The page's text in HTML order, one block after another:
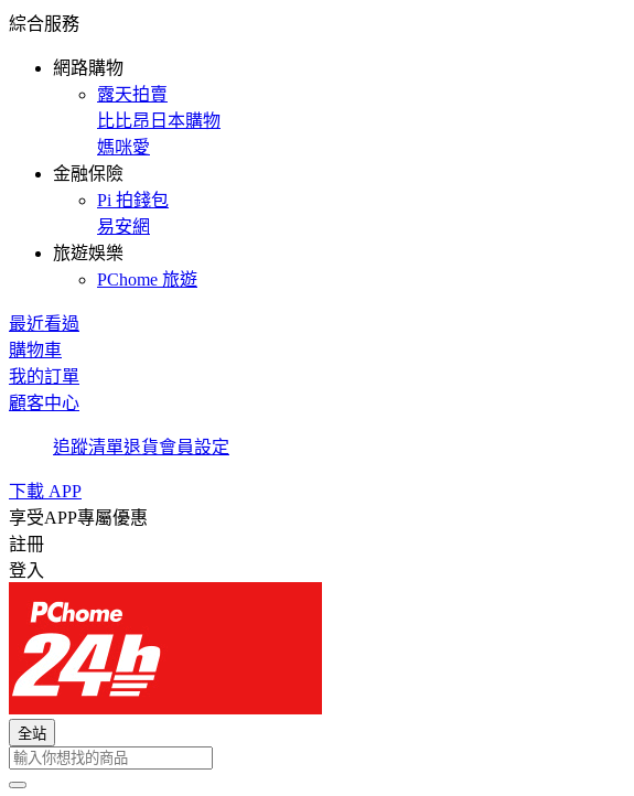
綜合服務
網路購物
露天拍賣
比比昂日本購物
媽咪愛
金融保險
Pi 拍錢包
易安網
旅遊娛樂
PChome 旅遊
最近看過
購物車
我的訂單
顧客中心
追蹤清單退貨會員設定
下載 APP
享受APP專屬優惠
註冊
登入
全站